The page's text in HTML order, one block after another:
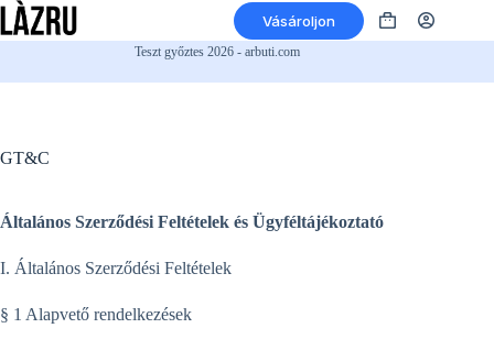
Ugrás
a
Vásároljon Bevásárlókosár
Teszt győztes 2026 - arbuti.com
GT&C
Általános Szerződési Feltételek és Ügyféltájékoztató
I. Általános Szerződési Feltételek
§ 1 Alapvető rendelkezések